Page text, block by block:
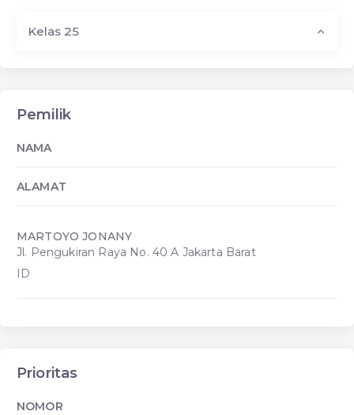
Kelas 25
Pemilik
NAMA
ALAMAT
MARTOYO JONANY
Jl. Pengukiran Raya No. 40 A Jakarta Barat
ID
Prioritas
NOMOR